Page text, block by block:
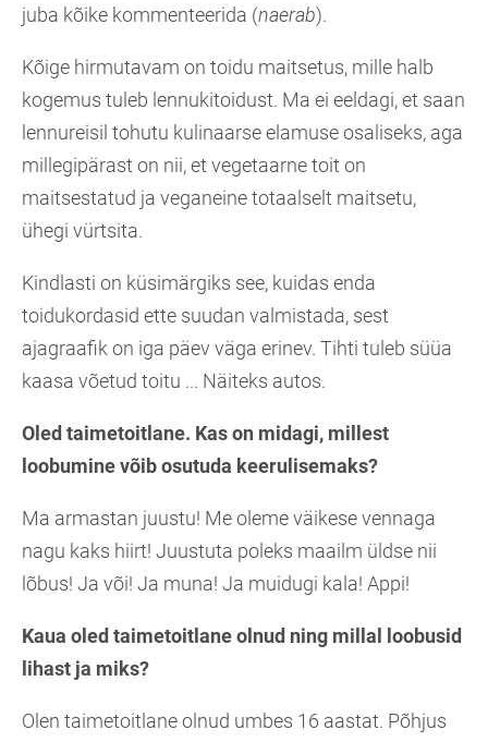
juba kõike kommenteerida (naerab).
Kõige hirmutavam on toidu maitsetus, mille halb
kogemus tuleb lennukitoidust. Ma ei eeldagi, et saan
lennureisil tohutu kulinaarse elamuse osaliseks, aga
millegipärast on nii, et vegetaarne toit on
maitsestatud ja veganeine totaalselt maitsetu,
ühegi vürtsita.
Kindlasti on küsimärgiks see, kuidas enda
toidukordasid ette suudan valmistada, sest
ajagraafik on iga päev väga erinev. Tihti tuleb süüa
kaasa võetud toitu ... Näiteks autos.
Oled taimetoitlane. Kas on midagi, millest
loobumine võib osutuda keerulisemaks?
Ma armastan juustu! Me oleme väikese vennaga
nagu kaks hiirt! Juustuta poleks maailm üldse nii
lõbus! Ja või! Ja muna! Ja muidugi kala! Appi!
Kaua oled taimetoitlane olnud ning millal loobusid
lihast ja miks?
Olen taimetoitlane olnud umbes 16 aastat. Põhjus